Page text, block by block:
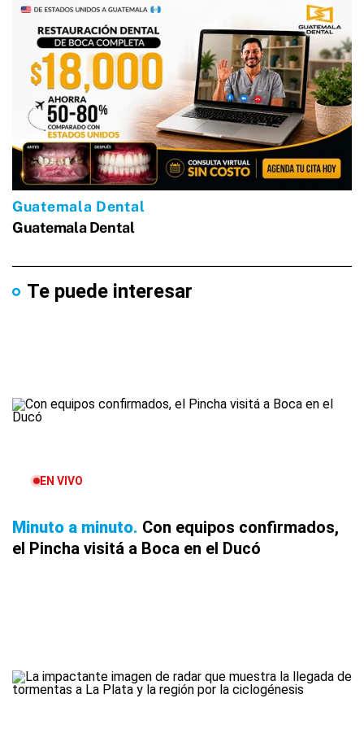
Te puede interesar
EN VIVO
Minuto a minuto Con equipos confirmados,
el Pincha visitá a Boca en el Ducó